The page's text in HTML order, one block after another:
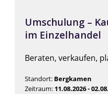
Umschulung –
im Einzelhandel
Beraten, verkaufen,
Standort: Bergkamen
Zeitraum: 11.08.2026 -